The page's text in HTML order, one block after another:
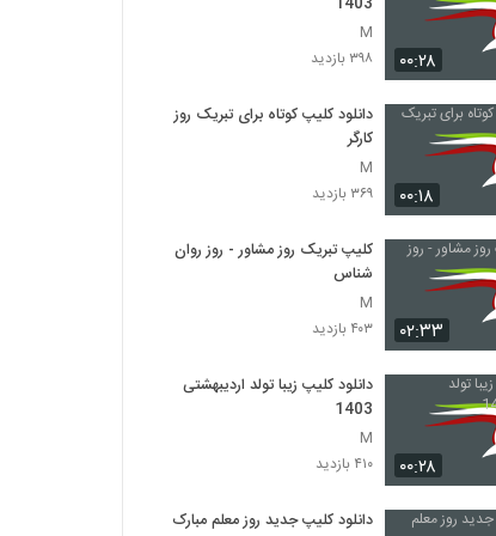
۰۰:۲۸
M
۳۹۸ بازدید
۰۰:۱۸
دانلود کلیپ کوتاه برای تبریک روز
کارگر
M
۳۶۹ بازدید
۰۲:۳۳
کلیپ تبریک روز مشاور - روز روان
شناس
M
۴۰۳ بازدید
۰۰:۲۸
دانلود کلیپ زیبا تولد اردیبهشتی
1403
M
۴۱۰ بازدید
دانلود کلیپ جدید روز معلم مبارک